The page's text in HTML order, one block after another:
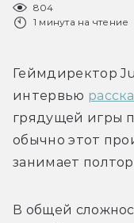
804
1 минута на чтение
Геймдиректор
интервью
грядущей игры
обычно этот
занимает
В общей